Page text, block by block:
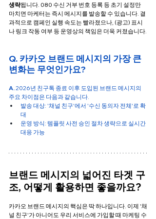
생략됩니다. 080 수신 거부 번호 등록 등 초기 설정만
마치면 마케터는 즉시 메시지를 발송할 수 있습니다. 결
과적으로 캠페인 실행 속도는 빨라졌으나, (광고) 표시
나 링크 작동 여부 등 운영상의 책임은 더욱 커졌습니다.
Q. 카카오 브랜드 메시지의 가장 큰
변화는 무엇인가요?
A. 2026년 친구톡 종료 이후 도입된 브랜드 메시지의
주요 차이점은 다음과 같습니다.
발송 대상: '채널 친구'에서 '수신 동의자 전체'로 확
대
운영 방식: 템플릿 사전 승인 절차 생략으로 실시간
대응 가능
브랜드 메시지의 넓어진 타겟 구
조, 어떻게 활용하면 좋을까요?
카카오 브랜드 메시지의 핵심은 딱 하나입니다. 이제 '채
널 친구'가 아니어도 우리 서비스에 가입할 때 마케팅 수